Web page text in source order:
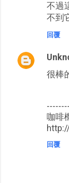
不過
不到
回覆
很棒
咖啡
回覆